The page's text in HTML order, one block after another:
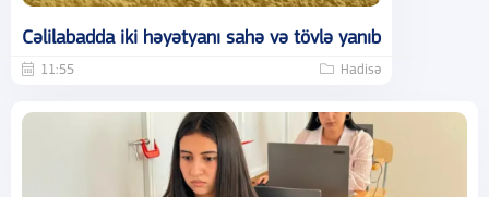
Cəlilabadda iki həyətyanı sahə və tövlə yanıb
11:55 Hadisə